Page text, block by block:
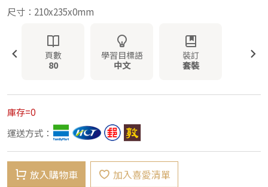
尺寸：210x235x0mm
頁數
80
學習目標語
中文
裝訂
套裝
庫存=0
運送方式：
放入購物車 加入喜愛清單